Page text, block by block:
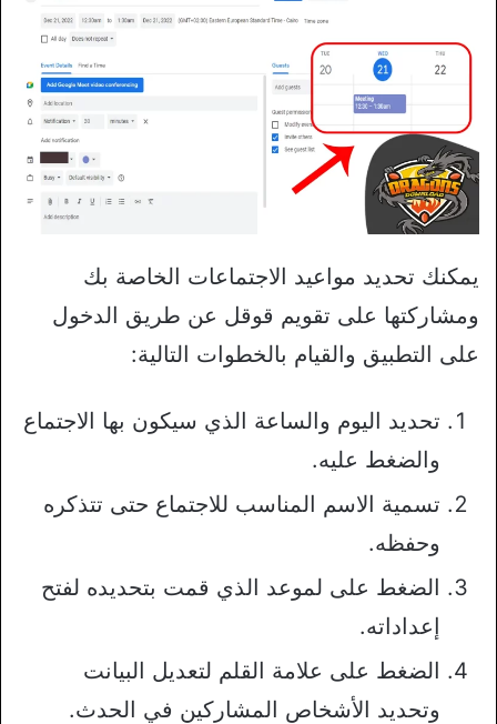
يمكنك تحديد مواعيد الاجتماعات الخاصة بك
ومشاركتها على تقويم قوقل عن طريق الدخول
على التطبيق والقيام بالخطوات التالية:
تحديد اليوم والساعة الذي سيكون بها الاجتماع
والضغط عليه.
تسمية الاسم المناسب للاجتماع حتى تتذكره
وحفظه.
الضغط على لموعد الذي قمت بتحديده لفتح
إعداداته.
الضغط على علامة القلم لتعديل البيانت
وتحديد الأشخاص المشاركين في الحدث.